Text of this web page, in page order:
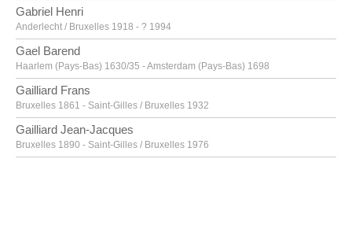
Gabriel Henri
Anderlecht / Bruxelles 1918 - ? 1994
Gael Barend
Haarlem (Pays-Bas) 1630/35 - Amsterdam (Pays-Bas) 1698
Gailliard Frans
Bruxelles 1861 - Saint-Gilles / Bruxelles 1932
Gailliard Jean-Jacques
Bruxelles 1890 - Saint-Gilles / Bruxelles 1976